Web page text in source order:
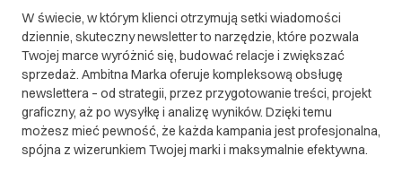
W świecie, w którym klienci otrzymują setki wiadomości
dziennie, skuteczny newsletter to narzędzie, które pozwala
Twojej marce wyróżnić się, budować relacje i zwiększać
sprzedaż. Ambitna Marka oferuje kompleksową obsługę
newslettera – od strategii, przez przygotowanie treści, projekt
graficzny, aż po wysyłkę i analizę wyników. Dzięki temu
możesz mieć pewność, że każda kampania jest profesjonalna,
spójna z wizerunkiem Twojej marki i maksymalnie efektywna.